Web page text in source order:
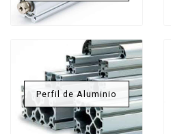
Perfil de Aluminio